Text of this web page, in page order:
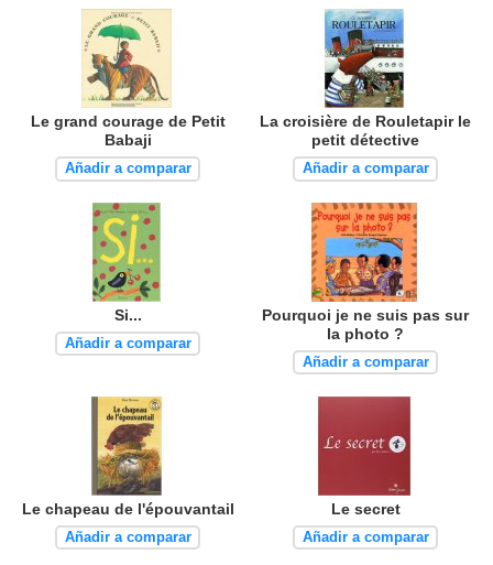
Le grand courage de Petit
Babaji
Añadir a comparar
La croisière de Rouletapir le
petit détective
Añadir a comparar
Si...
Añadir a comparar
Pourquoi je ne suis pas sur
la photo ?
Añadir a comparar
Le chapeau de l'épouvantail
Añadir a comparar
Le secret
Añadir a comparar